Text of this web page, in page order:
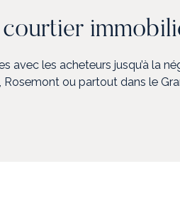
les acheteurs jusqu’à la
ou partout dans le